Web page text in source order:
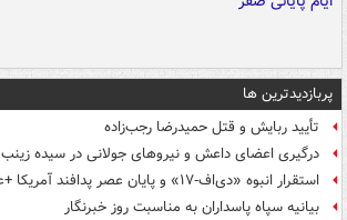
پربازدیدترین ها
تأیید ربایش و قتل حمیدرضا رجب‌زاده
درگیری اعضای داعش و نیروهای جولانی در سیده زینب
استقرار انبوه «دی‌اف‑۱۷» و پایان عصر پدافند آمریکا +عکس
بیانیه سپاه پاسداران به مناسبت روز خبرنگار